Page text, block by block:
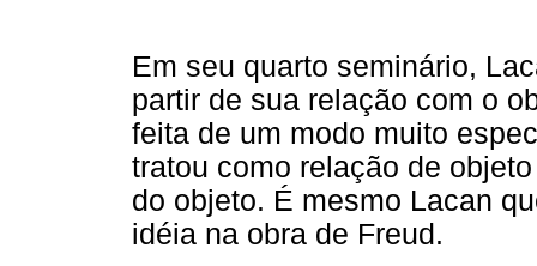
Em seu quarto seminário,
partir de sua relação com o
feita de um modo muito
tratou como relação de
do objeto. É mesmo Lacan
idéia na obra de Freud.